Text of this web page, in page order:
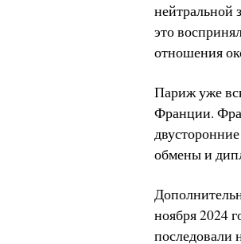
нейтральной
это
отношения
Париж уже
Франции.
обмены и
ноября 2024
последовали